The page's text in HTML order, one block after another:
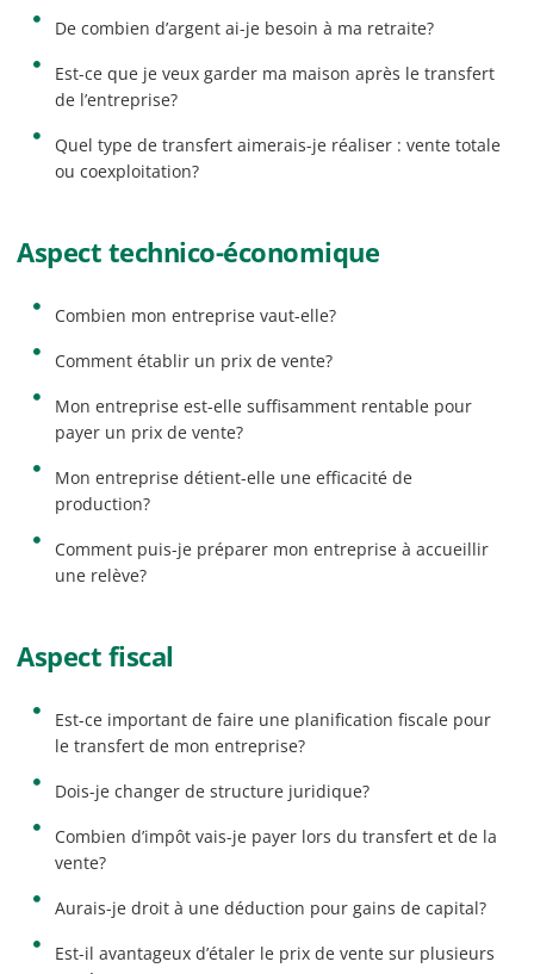
De combien d’argent ai-je besoin à ma retraite?
Est-ce que je veux garder ma maison après le transfert
de l’entreprise?
Quel type de transfert aimerais-je réaliser : vente totale
ou coexploitation?
Aspect technico-économique
Combien mon entreprise vaut-elle?
Comment établir un prix de vente?
Mon entreprise est-elle suffisamment rentable pour
payer un prix de vente?
Mon entreprise détient-elle une efficacité de
production?
Comment puis-je préparer mon entreprise à accueillir
une relève?
Aspect fiscal
Est-ce important de faire une planification fiscale pour
le transfert de mon entreprise?
Dois-je changer de structure juridique?
Combien d’impôt vais-je payer lors du transfert et de la
vente?
Aurais-je droit à une déduction pour gains de capital?
Est-il avantageux d’étaler le prix de vente sur plusieurs